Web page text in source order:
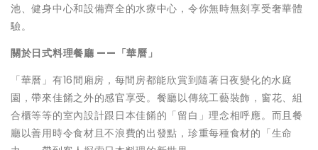
池、健身中心和設備齊全的水療中心，令你無時無刻享受奢華體
驗。
關於日式料理餐廳 ——「華曆」
「華曆」有16間廂房，每間房都能欣賞到隨著日夜變化的水庭
園，帶來佳餚之外的感官享受。餐廳以傳統工藝裝飾，窗花、組
合櫃等等的室內設計跟日本佳餚的「留白」理念相呼應。而且餐
廳以善用時令食材且不浪費的出發點，珍重每種食材的「生命